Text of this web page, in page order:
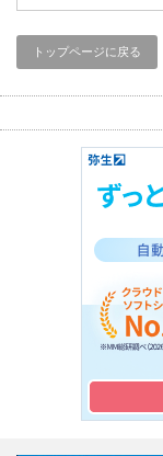
トップページに戻る